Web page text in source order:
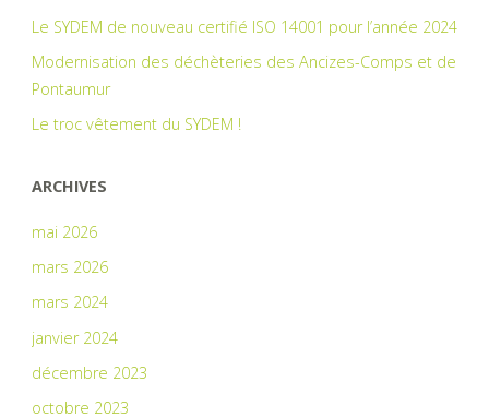
Le SYDEM de nouveau certifié ISO 14001 pour l’année 2024
Modernisation des déchèteries des Ancizes-Comps et de
Pontaumur
Le troc vêtement du SYDEM !
ARCHIVES
mai 2026
mars 2026
mars 2024
janvier 2024
décembre 2023
octobre 2023